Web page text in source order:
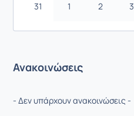
31 1 2 3
Ανακοινώσεις
- Δεν υπάρχουν ανακοινώσεις -